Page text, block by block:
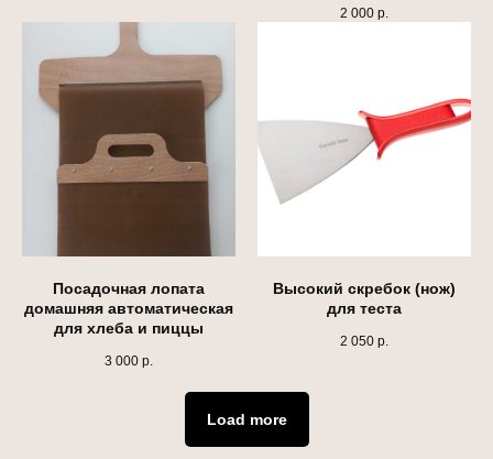
2 000 р.
Посадочная лопата
домашняя автоматическая
для хлеба и пиццы
3 000 р.
Высокий скребок (нож)
для теста
2 050 р.
Load more